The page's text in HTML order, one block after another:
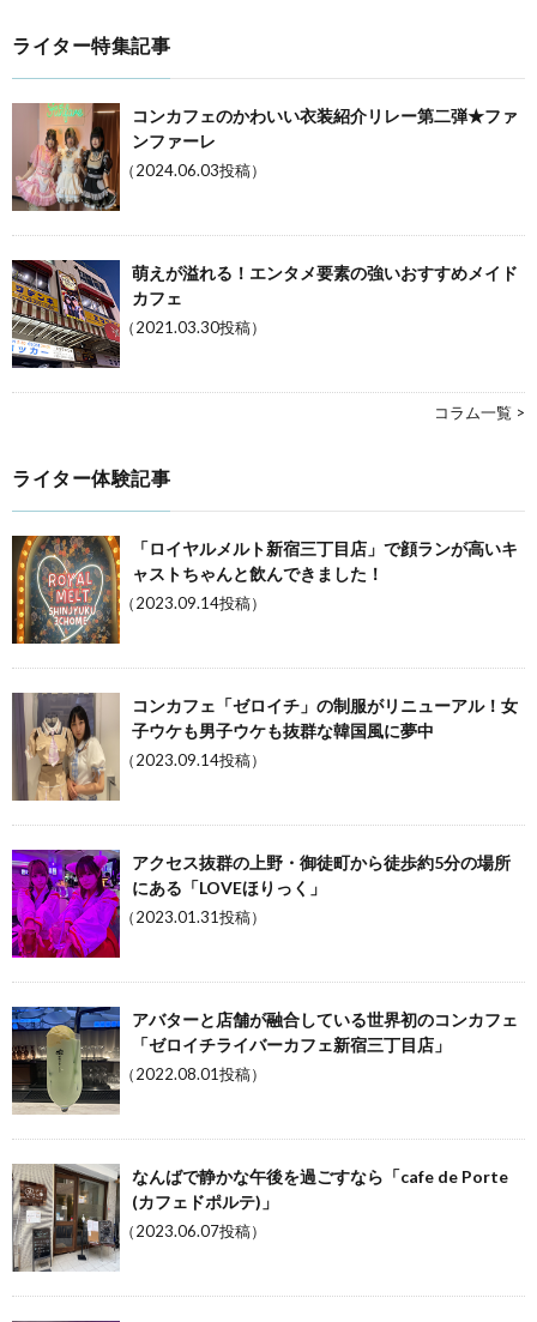
ライター特集記事
コンカフェのかわいい衣装紹介リレー第二弾★ファ
ンファーレ
（2024.06.03投稿）
萌えが溢れる！エンタメ要素の強いおすすめメイド
カフェ
（2021.03.30投稿）
コラム一覧 >
ライター体験記事
「ロイヤルメルト新宿三丁目店」で顔ランが高いキ
ャストちゃんと飲んできました！
（2023.09.14投稿）
コンカフェ「ゼロイチ」の制服がリニューアル！女
子ウケも男子ウケも抜群な韓国風に夢中
（2023.09.14投稿）
アクセス抜群の上野・御徒町から徒歩約5分の場所
にある「LOVEほりっく」
（2023.01.31投稿）
アバターと店舗が融合している世界初のコンカフェ
「ゼロイチライバーカフェ新宿三丁目店」
（2022.08.01投稿）
なんばで静かな午後を過ごすなら「cafe de Porte
(カフェドポルテ)」
（2023.06.07投稿）